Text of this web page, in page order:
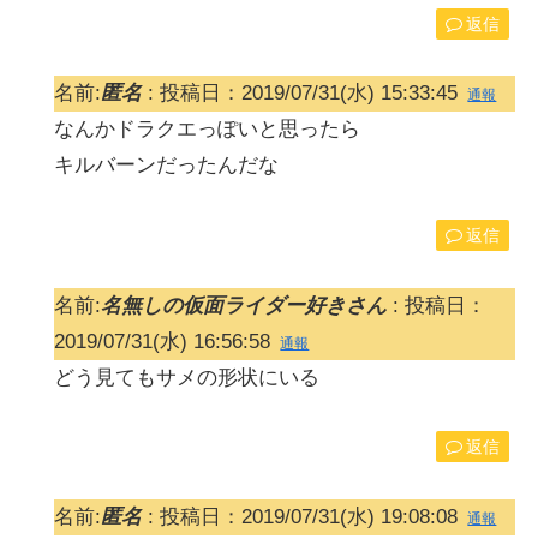
返信
名前:匿名: 投稿日：2019/07/31(水) 15:33:45 通報
なんかドラクエっぽいと思ったら
キルバーンだったんだな
返信
名前:名無しの仮面ライダー好きさん : 投稿日：
2019/07/31(水) 16:56:58 通報
どう見てもサメの形状にいる
返信
名前:匿名: 投稿日：2019/07/31(水) 19:08:08 通報